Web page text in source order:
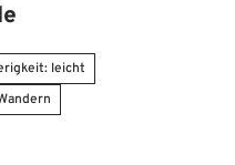
leicht